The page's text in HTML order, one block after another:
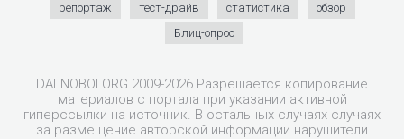
репортаж тест-драйв статистика
обзор
Блиц-опрос
DALNOBOI.ORG 2009-2026 Разрешается копирование
материалов с портала при указании активной
гиперссылки на источник. В остальных случаях случаях
за размещение авторской информации нарушители